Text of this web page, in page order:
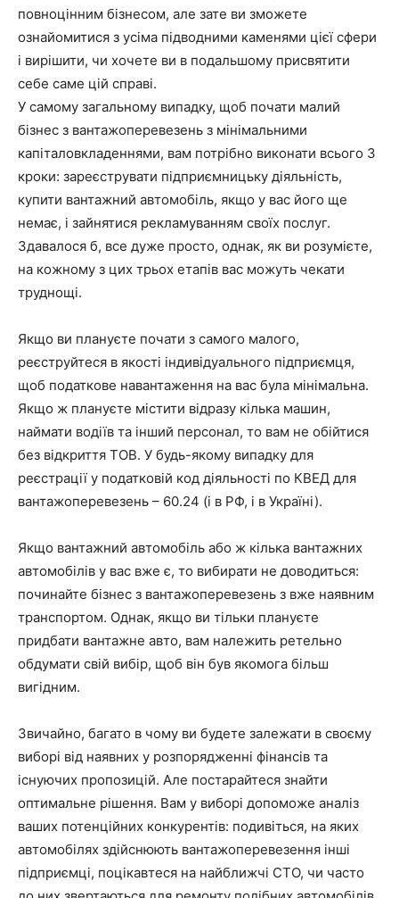
повноцінним бізнесом, але зате ви зможете
ознайомитися з усіма підводними каменями цієї сфери
і вирішити, чи хочете ви в подальшому присвятити
себе саме цій справі.
У самому загальному випадку, щоб почати малий
бізнес з вантажоперевезень з мінімальними
капіталовкладеннями, вам потрібно виконати всього 3
кроки: зареєструвати підприємницьку діяльність,
купити вантажний автомобіль, якщо у вас його ще
немає, і зайнятися рекламуванням своїх послуг.
Здавалося б, все дуже просто, однак, як ви розумієте,
на кожному з цих трьох етапів вас можуть чекати
труднощі.
Якщо ви плануєте почати з самого малого,
реєструйтеся в якості індивідуального підприємця,
щоб податкове навантаження на вас була мінімальна.
Якщо ж плануєте містити відразу кілька машин,
наймати водіїв та інший персонал, то вам не обійтися
без відкриття ТОВ. У будь-якому випадку для
реєстрації у податковій код діяльності по КВЕД для
вантажоперевезень – 60.24 (і в РФ, і в Україні).
Якщо вантажний автомобіль або ж кілька вантажних
автомобілів у вас вже є, то вибирати не доводиться:
починайте бізнес з вантажоперевезень з вже наявним
транспортом. Однак, якщо ви тільки плануєте
придбати вантажне авто, вам належить ретельно
обдумати свій вибір, щоб він був якомога більш
вигідним.
Звичайно, багато в чому ви будете залежати в своєму
виборі від наявних у розпорядженні фінансів та
існуючих пропозицій. Але постарайтеся знайти
оптимальне рішення. Вам у виборі допоможе аналіз
ваших потенційних конкурентів: подивіться, на яких
автомобілях здійснюють вантажоперевезення інші
підприємці, поцікавтеся на найближчі СТО, чи часто